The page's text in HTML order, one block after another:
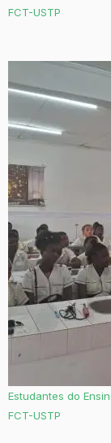
FCT-USTP
Estudantes do
FCT-USTP